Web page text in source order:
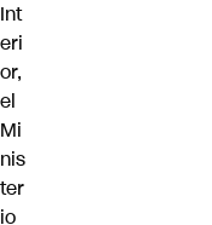
Int
eri
or,
el
Mi
nis
ter
io